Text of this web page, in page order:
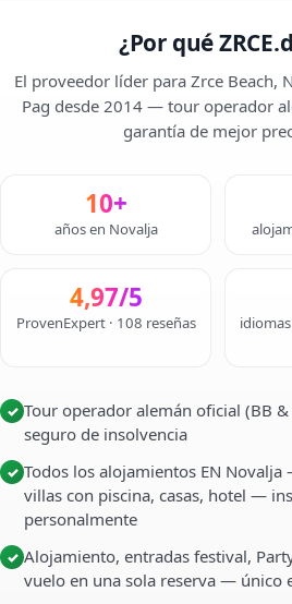
¿Por qué
El proveedor líder para Zrce Beach,
Pag desde 2014 — tour operador
garantía de mejor
10+
años en Novalja
4,97/5
ProvenExpert · 108 reseñas
✓ Tour operador alemán oficial (BB &
seguro de insolvencia
✓ Todos los alojamientos EN
villas con piscina, casas, hotel —
personalmente
✓ Alojamiento, entradas festival,
vuelo en una sola reserva — único